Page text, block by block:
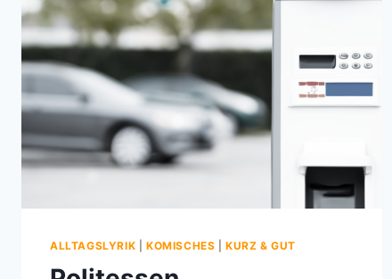
ALLTAGSLYRIK KOMISCHES |KURZ & GUT